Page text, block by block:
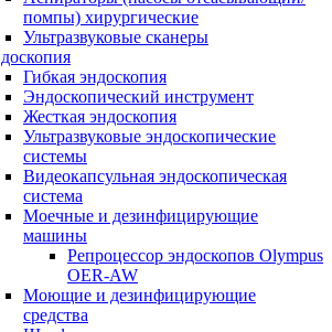
помпы) хирургические
Ультразвуковые сканеры
Гибкая эндоскопия
Эндоскопический инструмент
Жесткая эндоскопия
Ультразвуковые эндоскопические
системы
Видеокапсульная эндоскопическая
система
Моечные и дезинфицирующие
машины
Репроцессор эндоскопов Olympus
OER-AW
Моющие и дезинфицирующие
средства